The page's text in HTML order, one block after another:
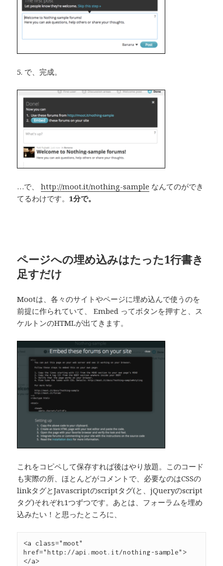
5. で、完成。
…で、http://moot.it/nothing-sample なんてのができ
てるわけです。1分で。
ページへの埋め込みはたった1行書き
足すだけ
Mootは、各々のサイトやページに埋め込んで使うのを
前提に作られていて、 Embed ってボタンを押すと、ス
ケルトンのHTMLが出てきます。
これをコピペして保存すれば後はやり放題。このコード
も実際の所、ほとんどがコメントで、必要なのはCSSの
linkタグとJavascriptのscriptタグ(と、jQueryのscript
タグ)それぞれ1つずつです。あとは、フォーラムを埋め
込みたい！と思ったところに、
<a class="moot"
href="http://api.moot.it/nothing-sample">
</a>